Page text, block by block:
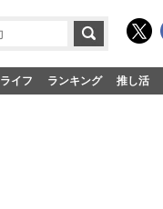
ライフ ランキング 推し活